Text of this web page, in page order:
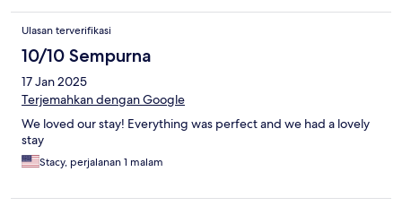
Ulasan terverifikasi
10/10 Sempurna
17 Jan 2025
Terjemahkan dengan Google
We loved our stay! Everything was perfect and we had a lovely
stay
Stacy, perjalanan 1 malam